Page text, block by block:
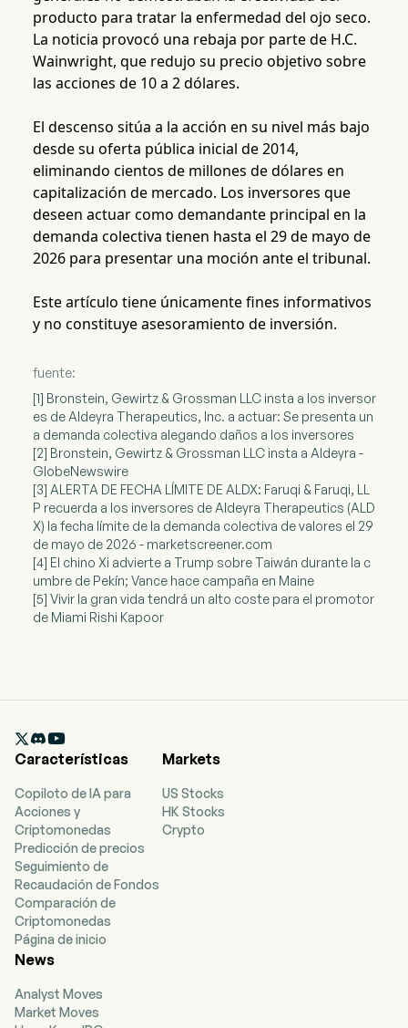
producto para tratar la enfermedad del ojo seco.
La noticia provocó una rebaja por parte de H.C.
Wainwright, que redujo su precio objetivo sobre
las acciones de 10 a 2 dólares.
El descenso sitúa a la acción en su nivel más bajo
desde su oferta pública inicial de 2014,
eliminando cientos de millones de dólares en
capitalización de mercado. Los inversores que
deseen actuar como demandante principal en la
demanda colectiva tienen hasta el 29 de mayo de
2026 para presentar una moción ante el tribunal.
Este artículo tiene únicamente fines informativos
y no constituye asesoramiento de inversión.
fuente:
[1] Bronstein, Gewirtz & Grossman LLC insta a los inversor
es de Aldeyra Therapeutics, Inc. a actuar: Se presenta un
a demanda colectiva alegando daños a los inversores
[2] Bronstein, Gewirtz & Grossman LLC insta a Aldeyra -
GlobeNewswire
[3] ALERTA DE FECHA LÍMITE DE ALDX: Faruqi & Faruqi, LL
P recuerda a los inversores de Aldeyra Therapeutics (ALD
X) la fecha límite de la demanda colectiva de valores el 29
de mayo de 2026 - marketscreener.com
[4] El chino Xi advierte a Trump sobre Taiwán durante la c
umbre de Pekín; Vance hace campaña en Maine
[5] Vivir la gran vida tendrá un alto coste para el promotor
de Miami Rishi Kapoor

Características
Copiloto de IA para
Acciones y
Criptomonedas
Predicción de precios
Seguimiento de
Recaudación de Fondos
Comparación de
Criptomonedas
Página de inicio
Markets
US Stocks
HK Stocks
Crypto
News
Analyst Moves
Market Moves